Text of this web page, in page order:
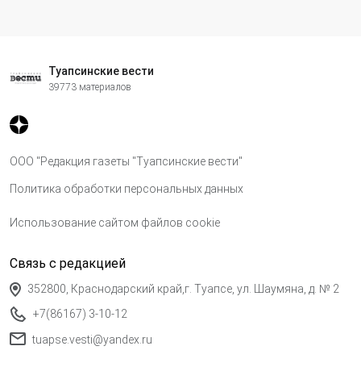
Туапсинские вести
39773 материалов
ООО "Редакция газеты "Туапсинские вести"
Политика обработки персональных данных
Использование сайтом файлов cookie
Связь с редакцией
352800, Краснодарский край,г. Туапсе, ул. Шаумяна, д. № 2
+7(86167) 3-10-12
tuapse.vesti@yandex.ru